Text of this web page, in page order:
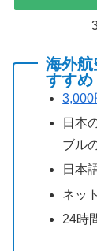
海外
すすめ
3,000
日本
ブル
日本
ネッ
24時